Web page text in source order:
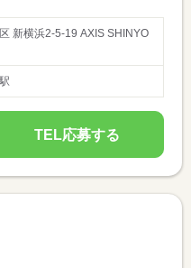
新横浜2-5-19 AXIS SHINYO
TEL応募する